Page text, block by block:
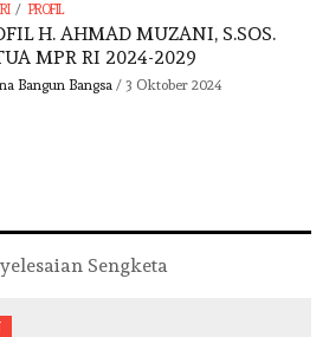
/ PROFIL
H. AHMAD MUZANI, S.SOS.
MPR RI 2024-2029
Bangun Bangsa/ 3 Oktober 2024
Sengketa